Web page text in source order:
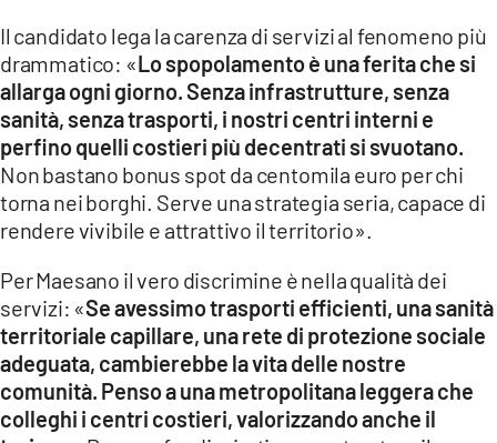
Il candidato lega la carenza di servizi al fenomeno più
drammatico: «Lo spopolamento è una ferita che si
allarga ogni giorno. Senza infrastrutture, senza
sanità, senza trasporti, i nostri centri interni e
perfino quelli costieri più decentrati si svuotano.
Non bastano bonus spot da centomila euro per chi
torna nei borghi. Serve una strategia seria, capace di
rendere vivibile e attrattivo il territorio».
Per Maesano il vero discrimine è nella qualità dei
servizi: «Se avessimo trasporti efficienti, una sanità
territoriale capillare, una rete di protezione sociale
adeguata, cambierebbe la vita delle nostre
comunità. Penso a una metropolitana leggera che
colleghi i centri costieri, valorizzando anche il